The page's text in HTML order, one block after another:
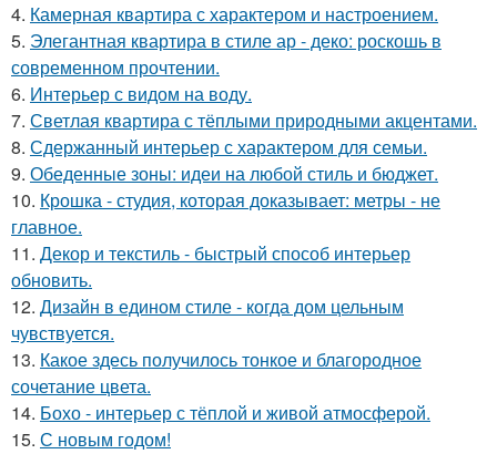
4. Камерная квартира с характером и настроением.
5. Элегантная квартира в стиле ар - деко: роскошь в
современном прочтении.
6. Интерьер с видом на воду.
7. Светлая квартира с тёплыми природными акцентами.
8. Сдержанный интерьер с характером для семьи.
9. Обеденные зоны: идеи на любой стиль и бюджет.
10. Крошка - студия, которая доказывает: метры - не
главное.
11. Декор и текстиль - быстрый способ интерьер
обновить.
12. Дизайн в едином стиле - когда дом цельным
чувствуется.
13. Какое здесь получилось тонкое и благородное
сочетание цвета.
14. Бохо - интерьер с тёплой и живой атмосферой.
15. С новым годом!